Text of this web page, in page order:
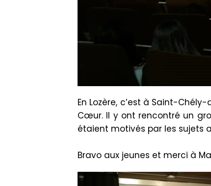
En Lozère, c’est à Saint-
Cœur. Il y ont rencontré un
étaient motivés par les sujets
Bravo aux jeunes et merci à